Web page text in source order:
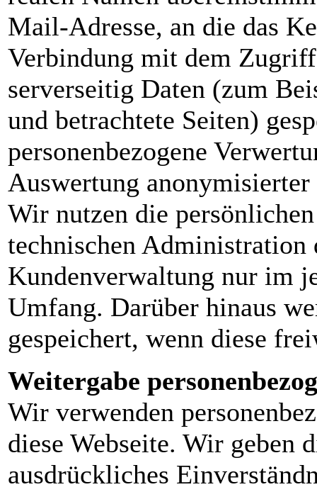
Mail-Adresse, an die das
Verbindung mit dem
serverseitig Daten (zum
und betrachtete Seiten)
personenbezogene
Auswertung
Wir nutzen die
technischen Administration
Kundenverwaltung nur im
Umfang. Darüber hinaus
gespeichert, wenn diese
Weitergabe
Wir verwenden
diese Webseite. Wir geben
ausdrückliches